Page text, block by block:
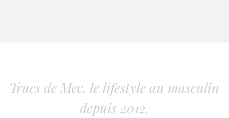
Trucs de Mec, le lifestyle au masculin
depuis 2012.